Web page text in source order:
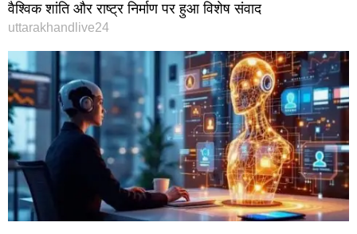
वैश्विक शांति और राष्ट्र निर्माण पर हुआ विशेष संवाद
uttarakhandlive24